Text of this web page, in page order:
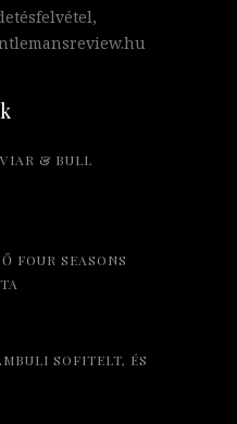
& BULL
FOUR SEASONS
SOFITELT, ÉS